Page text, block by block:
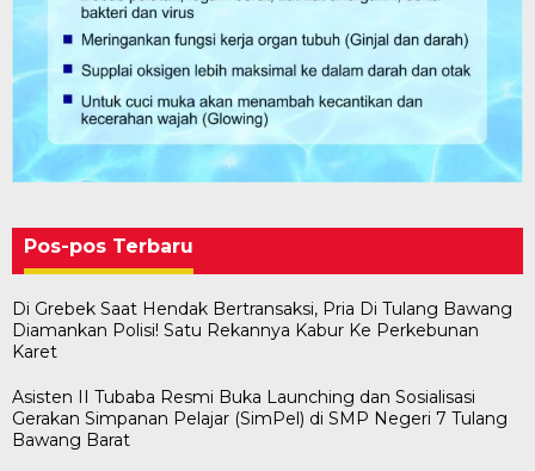
Pos-pos Terbaru
Di Grebek Saat Hendak Bertransaksi, Pria Di Tulang Bawang
Diamankan Polisi! Satu Rekannya Kabur Ke Perkebunan
Karet
Asisten II Tubaba Resmi Buka Launching dan Sosialisasi
Gerakan Simpanan Pelajar (SimPel) di SMP Negeri 7 Tulang
Bawang Barat